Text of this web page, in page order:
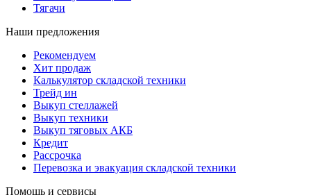
Тягачи
Наши предложения
Рекомендуем
Хит продаж
Калькулятор складской техники
Трейд ин
Выкуп стеллажей
Выкуп техники
Выкуп тяговых АКБ
Кредит
Рассрочка
Перевозка и эвакуация складской техники
Помощь и сервисы